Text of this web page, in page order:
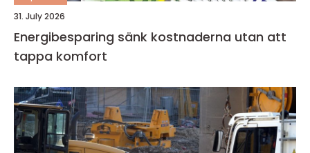
31. July 2026
Energibesparing sänk kostnaderna utan att
tappa komfort